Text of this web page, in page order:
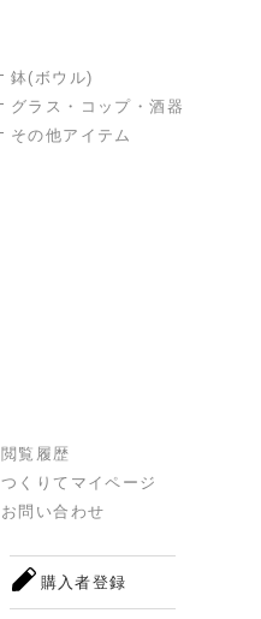
鉢(ボウル)
グラス・コップ・酒器
その他アイテム
閲覧履歴
つくりてマイページ
お問い合わせ
購入者登録